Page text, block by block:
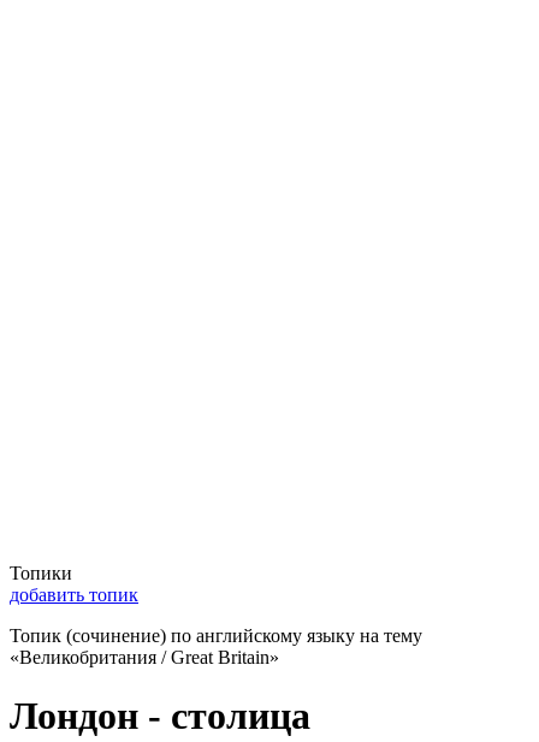
Топики
добавить топик
Топик (сочинение) по английскому языку на тему
«Великобритания / Great Britain»
Лондон - столица